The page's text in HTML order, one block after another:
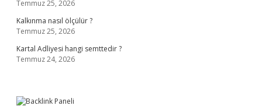
Temmuz 25, 2026
Kalkınma nasıl ölçülür ?
Temmuz 25, 2026
Kartal Adliyesi hangi semttedir ?
Temmuz 24, 2026